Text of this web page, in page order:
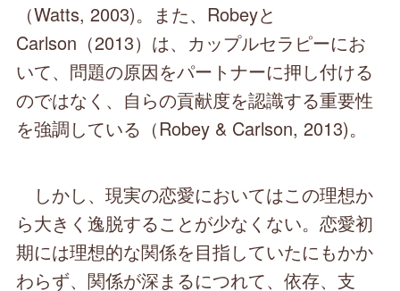
（Watts, 2003)。また、Robeyと
Carlson（2013）は、カップルセラピーにお
いて、問題の原因をパートナーに押し付ける
のではなく、自らの貢献度を認識する重要性
を強調している（Robey & Carlson, 2013)。
しかし、現実の恋愛においてはこの理想か
ら大きく逸脱することが少なくない。恋愛初
期には理想的な関係を目指していたにもかか
わらず、関係が深まるにつれて、依存、支